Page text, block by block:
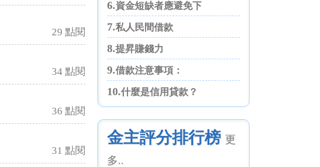
29 點閱
34 點閱
36 點閱
31 點閱
6.資金短缺者應避免下列四點
7.私人民間借款
8.提昇賺錢力
9.借款注意事項：
10.什麼是信用貸款？
金主評分排行榜 更
多..